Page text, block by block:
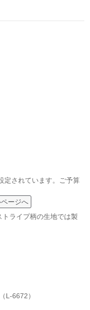
定されています。ご予算
ージへ
ライプ柄の生地では製
L-6672）